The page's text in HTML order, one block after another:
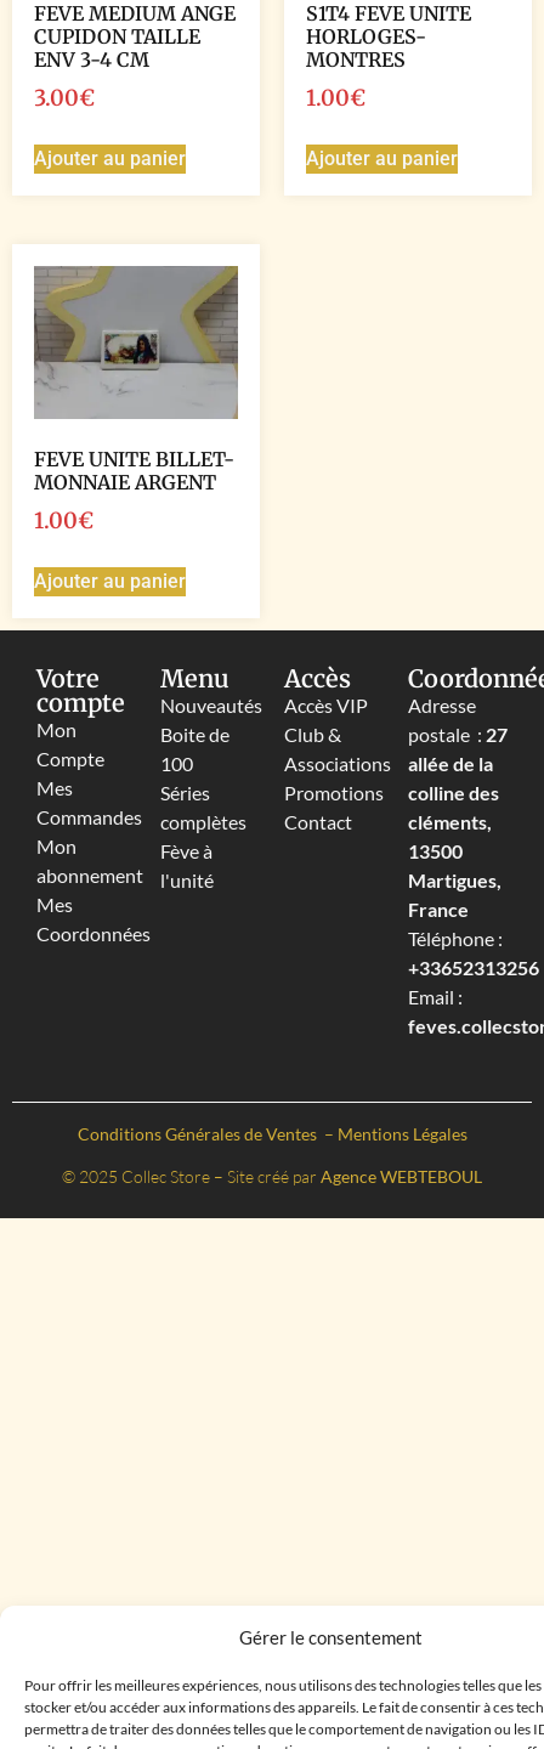
Gérer le consentement
Pour offrir les meilleures expériences, nous utilisons des technologies telles que
stocker et/ou accéder aux informations des appareils. Le fait de consentir à ces
permettra de traiter des données telles que le comportement de navigation ou les
FEVE MEDIUM ANGE
CUPIDON TAILLE
ENV 3-4 CM
3.00€
Ajouter au panier
S1T4 FEVE UNITE
HORLOGES-
MONTRES
1.00€
Ajouter au panier
FEVE UNITE BILLET-
MONNAIE ARGENT
1.00€
Ajouter au panier
Votre
compte
Mon
Compte
Mes
Commandes
Mon
abonnement
Mes
Coordonnées
Menu
Nouveautés
Boite de
100
Séries
complètes
Fève à
l'unité
Accès
Accès VIP
Club &
Associations
Promotions
Contact
Adresse
postale : 27
allée de la
colline des
cléments,
13500
Martigues,
France
Téléphone :
+33652313256‬
Email :
Conditions Générales de Ventes – Mentions Légales
© 2025 Collec Store – Site créé par Agence WEBTEBOUL